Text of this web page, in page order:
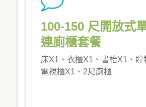
100-150 尺開放式
連廁櫃套餐
床X1、衣櫃X1、書枱X1、貯
電視櫃X1、2尺廁櫃